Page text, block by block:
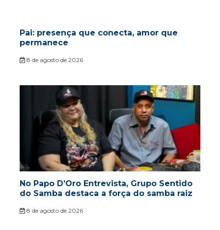
Pai: presença que conecta, amor que
permanece
8 de agosto de 2026
No Papo D’Oro Entrevista, Grupo Sentido
do Samba destaca a força do samba raiz
8 de agosto de 2026